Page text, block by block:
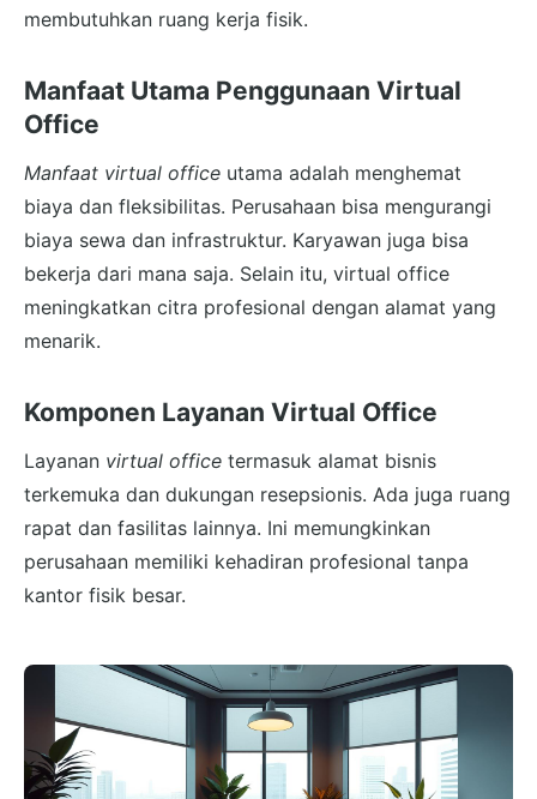
membutuhkan ruang kerja fisik.
Manfaat Utama Penggunaan Virtual
Office
Manfaat virtual office utama adalah menghemat
biaya dan fleksibilitas. Perusahaan bisa mengurangi
biaya sewa dan infrastruktur. Karyawan juga bisa
bekerja dari mana saja. Selain itu, virtual office
meningkatkan citra profesional dengan alamat yang
menarik.
Komponen Layanan Virtual Office
Layanan virtual office termasuk alamat bisnis
terkemuka dan dukungan resepsionis. Ada juga ruang
rapat dan fasilitas lainnya. Ini memungkinkan
perusahaan memiliki kehadiran profesional tanpa
kantor fisik besar.